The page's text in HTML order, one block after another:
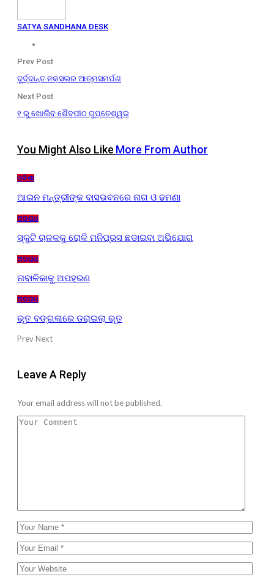
SATYA SANDHANA DESK
Prev Post
ଦୁର୍ଦ୍ଦାନ୍ତ ନକ୍ସଲର ଆତ୍ମସମର୍ପଣ
Next Post
୧ ରୁ ଖୋଲିବ ଶୈବପୀଠ ଗୁପ୍ତେଶ୍ୱର
You Might Also Like More From Author
ଓଡ଼ିଶା
ଆଇନ ମନ୍ତ୍ରୀଙ୍କ ବାସଭବନରେ ନାଗ ଓ ଢମଣା
ଅପରାଧ
ସ୍କୁଟି ଚାଳକକୁ ରୋକି ମନିପ୍ରସ ଛଡାଇବା ଅଭିଯୋଗ
ଅପରାଧ
ନାବାଳିକାକୁ ଅପହରଣ
ଅପରାଧ
ଭୂତ ବଙ୍ଗଳାରେ ଡରାଇଲା ଭୂତ
PrevNext
Leave A Reply
Your email address will not be published.